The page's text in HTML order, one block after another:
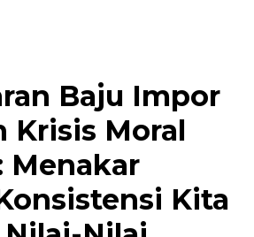
Baju Impor
Krisis Moral
Menakar
Kita